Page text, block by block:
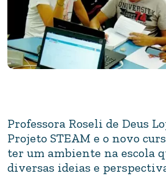
Professora Roseli de Deus
Projeto STEAM e o novo
ter um ambiente na escola
diversas ideias e